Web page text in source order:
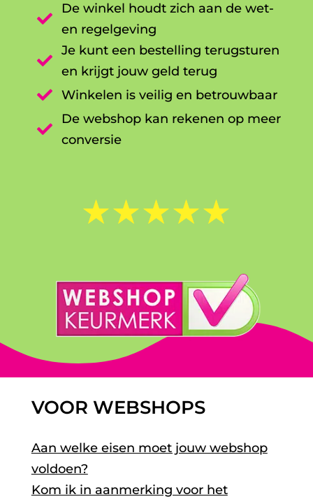

De winkel houdt zich aan de wet-
en regelgeving

Je kunt een bestelling terugsturen
en krijgt jouw geld terug

Winkelen is veilig en betrouwbaar

De webshop kan rekenen op meer
conversie
☆☆☆☆☆
VOOR WEBSHOPS
Aan welke eisen moet jouw webshop
voldoen?
Kom ik in aanmerking voor het